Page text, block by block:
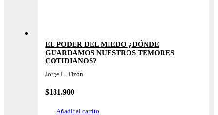
EL PODER DEL MIEDO ¿DÓNDE
GUARDAMOS NUESTROS TEMORES
COTIDIANOS?
Jorge L. Tizón
$181.900
Añadir al carrito